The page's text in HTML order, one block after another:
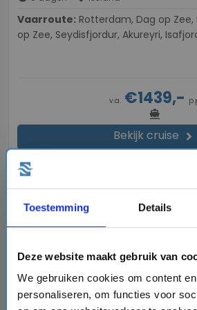
Toestemming Details
Deze website maakt gebruik van
We gebruiken cookies om content
personaliseren, om functies voor
Vaarroute:
op Zee, Seydisfjordur, Akureyri,
v.a.€1439,-
directions_boat
Bekijk cruise chevron_right
Vergelijk